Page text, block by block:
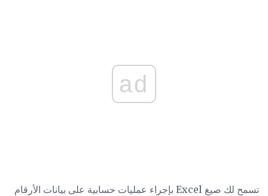
ad
تسمح لك صيغ Excel بإجراء عمليات حسابية على بيانات الأرقام